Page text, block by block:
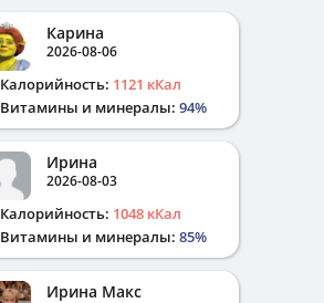
Карина
2026-08-06
Калорийность: 1121 кКал
Витамины и минералы: 94%
Ирина
2026-08-03
Калорийность: 1048 кКал
Витамины и минералы: 85%
Ирина Макс